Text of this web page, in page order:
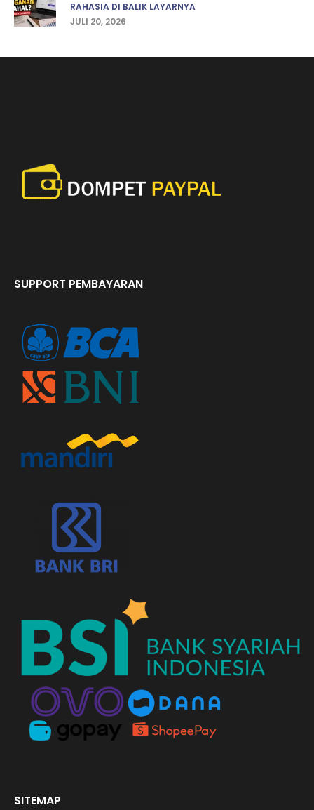
RAHASIA DI BALIK LAYARNYA
JULI 20, 2026
SUPPORT PEMBAYARAN
SITEMAP